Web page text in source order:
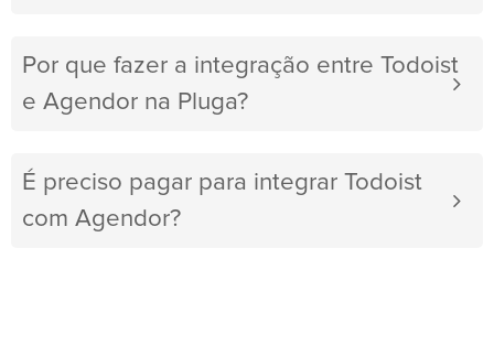
Por que fazer a integração entre Todoist
e Agendor na Pluga?
É preciso pagar para integrar Todoist
com Agendor?